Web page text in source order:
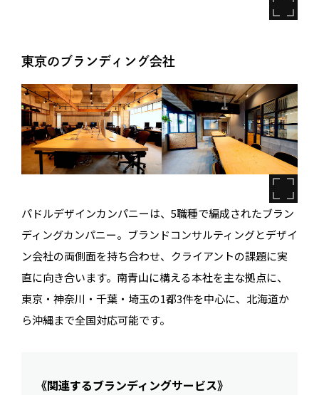
東京のブランディング会社
パドルデザインカンパニーは、5職種で編成されたブラン
ディングカンパニー。ブランドコンサルティングとデザイ
ン会社の両側面を持ち合わせ、クライアントの課題に実
直に向き合います。南青山に構える本社を主な拠点に、
東京・神奈川・千葉・埼玉の1都3件を中心に、北海道か
ら沖縄まで全国対応可能です。
《関連するブランディングサービス》